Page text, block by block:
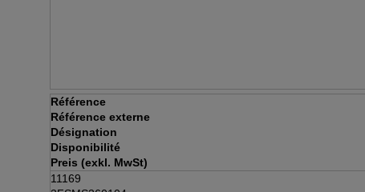
Référence
Référence externe
Désignation
Disponibilité
Preis (exkl. MwSt)
11169